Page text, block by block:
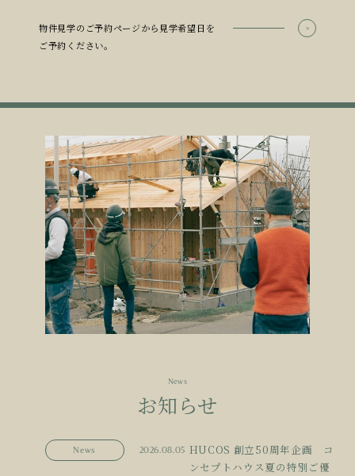
物件見学のご予約ページから見学希望日を
ご予約ください。
News
お知らせ
News 2026.08.05 HUCOS 創立50周年企画 コ
ンセプトハウス夏の特別ご優